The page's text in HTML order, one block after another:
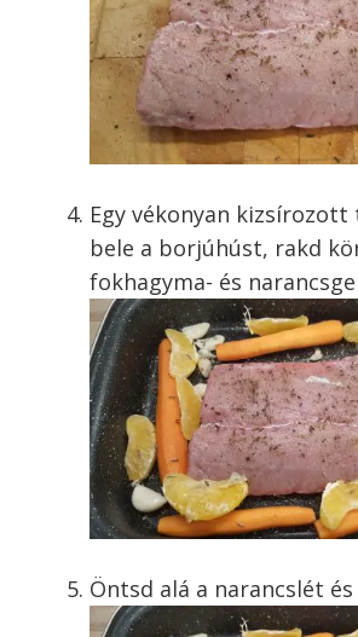
Egy vékonyan
bele a borjúhúst, rakd
fokhagyma- és
Öntsd alá a narancslét